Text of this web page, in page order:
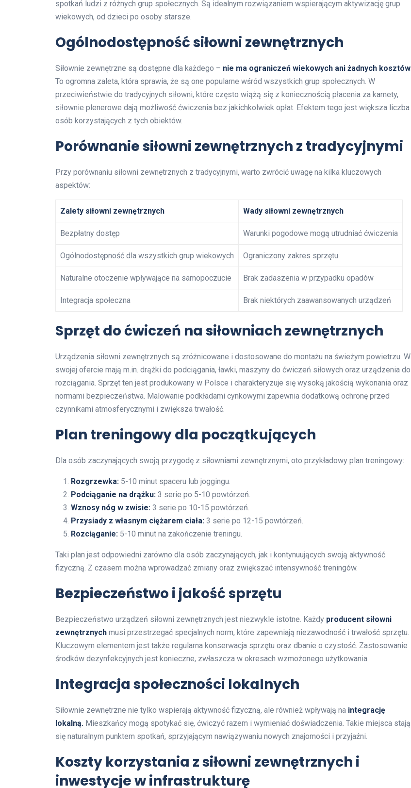
spotkań ludzi z różnych grup społecznych. Są idealnym rozwiązaniem wspierającym aktywizację grup
wiekowych, od dzieci po osoby starsze.
Ogólnodostępność siłowni zewnętrznych
Siłownie zewnętrzne są dostępne dla każdego – nie ma ograniczeń wiekowych ani żadnych kosztów
To ogromna zaleta, która sprawia, że są one popularne wśród wszystkich grup społecznych. W
przeciwieństwie do tradycyjnych siłowni, które często wiążą się z koniecznością płacenia za karnety,
siłownie plenerowe dają możliwość ćwiczenia bez jakichkolwiek opłat. Efektem tego jest większa liczba
osób korzystających z tych obiektów.
Porównanie siłowni zewnętrznych z tradycyjnymi
Przy porównaniu siłowni zewnętrznych z tradycyjnymi, warto zwrócić uwagę na kilka kluczowych
aspektów:
Zalety siłowni zewnętrznych Wady siłowni zewnętrznych
Bezpłatny dostęp Warunki pogodowe mogą utrudniać ćwiczenia
Ogólnodostępność dla wszystkich grup wiekowych Ograniczony zakres sprzętu
Naturalne otoczenie wpływające na samopoczucie Brak zadaszenia w przypadku opadów
Integracja społeczna Brak niektórych zaawansowanych urządzeń
Sprzęt do ćwiczeń na siłowniach zewnętrznych
Urządzenia siłowni zewnętrznych są zróżnicowane i dostosowane do montażu na świeżym powietrzu. W
swojej ofercie mają m.in. drążki do podciągania, ławki, maszyny do ćwiczeń siłowych oraz urządzenia do
rozciągania. Sprzęt ten jest produkowany w Polsce i charakteryzuje się wysoką jakością wykonania oraz
normami bezpieczeństwa. Malowanie podkładami cynkowymi zapewnia dodatkową ochronę przed
czynnikami atmosferycznymi i zwiększa trwałość.
Plan treningowy dla początkujących
Dla osób zaczynających swoją przygodę z siłowniami zewnętrznymi, oto przykładowy plan treningowy:
Rozgrzewka: 5-10 minut spaceru lub joggingu.
Podciąganie na drążku: 3 serie po 5-10 powtórzeń.
Wznosy nóg w zwisie: 3 serie po 10-15 powtórzeń.
Przysiady z własnym ciężarem ciała: 3 serie po 12-15 powtórzeń.
Rozciąganie: 5-10 minut na zakończenie treningu.
Taki plan jest odpowiedni zarówno dla osób zaczynających, jak i kontynuujących swoją aktywność
fizyczną. Z czasem można wprowadzać zmiany oraz zwiększać intensywność treningów.
Bezpieczeństwo i jakość sprzętu
Bezpieczeństwo urządzeń siłowni zewnętrznych jest niezwykle istotne. Każdy producent siłowni
zewnętrznych musi przestrzegać specjalnych norm, które zapewniają niezawodność i trwałość sprzętu.
Kluczowym elementem jest także regularna konserwacja sprzętu oraz dbanie o czystość. Zastosowanie
środków dezynfekcyjnych jest konieczne, zwłaszcza w okresach wzmożonego użytkowania.
Integracja społeczności lokalnych
Siłownie zewnętrzne nie tylko wspierają aktywność fizyczną, ale również wpływają na integrację
lokalną. Mieszkańcy mogą spotykać się, ćwiczyć razem i wymieniać doświadczenia. Takie miejsca stają
się naturalnym punktem spotkań, sprzyjającym nawiązywaniu nowych znajomości i przyjaźni.
Koszty korzystania z siłowni zewnętrznych i
inwestycje w infrastrukturę